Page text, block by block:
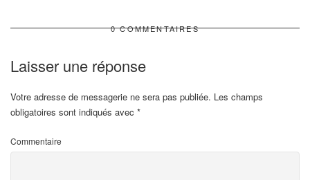
0 COMMENTAIRES
Laisser une réponse
Votre adresse de messagerie ne sera pas publiée. Les champs
obligatoires sont indiqués avec *
Commentaire